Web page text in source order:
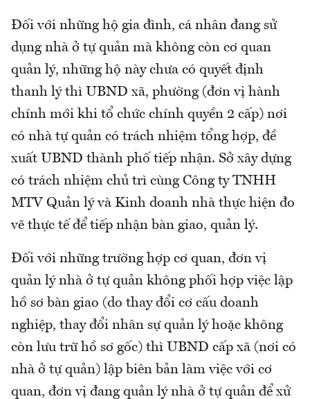
Đối với những hộ gia đình, cá nhân đang sử
dụng nhà ở tự quản mà không còn cơ quan
quản lý, những hộ này chưa có quyết định
thanh lý thì UBND xã, phường (đơn vị hành
chính mới khi tổ chức chính quyền 2 cấp) nơi
có nhà tự quản có trách nhiệm tổng hợp, đề
xuất UBND thành phố tiếp nhận. Sở xây dựng
có trách nhiệm chủ trì cùng Công ty TNHH
MTV Quản lý và Kinh doanh nhà thực hiện đo
vẽ thực tế để tiếp nhận bàn giao, quản lý.
Đối với những trường hợp cơ quan, đơn vị
quản lý nhà ở tự quản không phối hợp việc lập
hồ sơ bàn giao (do thay đổi cơ cấu doanh
nghiệp, thay đổi nhân sự quản lý hoặc không
còn lưu trữ hồ sơ gốc) thì UBND cấp xã (nơi có
nhà ở tự quản) lập biên bản làm việc với cơ
quan, đơn vị đang quản lý nhà ở tự quản để xử